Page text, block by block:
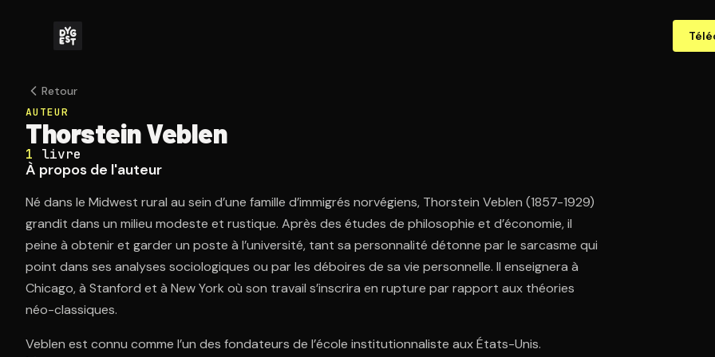
Retour
AUTEUR
Thorstein Veblen
1 livre
À propos de l'auteur
Né dans le Midwest rural au sein d’une famille d’immigrés norvégiens, Thorstein Veblen (1857-1929)
grandit dans un milieu modeste et rustique. Après des études de philosophie et d’économie, il
peine à obtenir et garder un poste à l’université, tant sa personnalité détonne par le sarcasme qui
point dans ses analyses sociologiques ou par les déboires de sa vie personnelle. Il enseignera à
Chicago, à Stanford et à New York où son travail s’inscrira en rupture par rapport aux théories
néo-classiques.
Veblen est connu comme l’un des fondateurs de l’école institutionnaliste aux États-Unis.